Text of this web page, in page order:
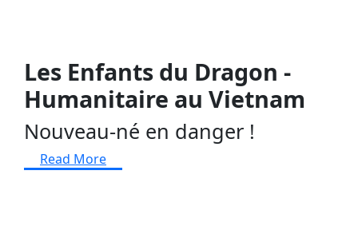
Les Enfants du Dragon -
Humanitaire au Vietnam
Nouveau-né en danger !
Read More